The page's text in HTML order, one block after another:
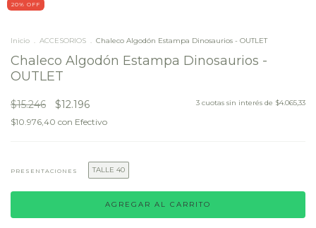
20% OFF
Inicio . ACCESORIOS . Chaleco Algodón Estampa Dinosaurios - OUTLET
Chaleco Algodón Estampa Dinosaurios -
OUTLET
$15.246 $12.196
$10.976,40 con Efectivo
3 cuotas sin interés de $4.065,33
PRESENTACIONES TALLE 40